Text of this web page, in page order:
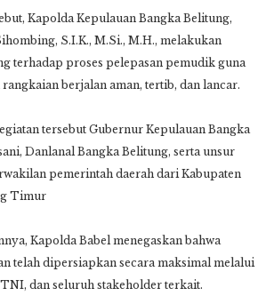
Kapolda Kepulauan Bangka Belitung,
S.I.K., M.Si., M.H., melakukan
terhadap proses pelepasan pemudik guna
berjalan aman, tertib, dan lancar.
tersebut Gubernur Kepulauan Bangka
Danlanal Bangka Belitung, serta unsur
pemerintah daerah dari Kabupaten
Timur
Kapolda Babel menegaskan bahwa
telah dipersiapkan secara maksimal melalui
dan seluruh stakeholder terkait.